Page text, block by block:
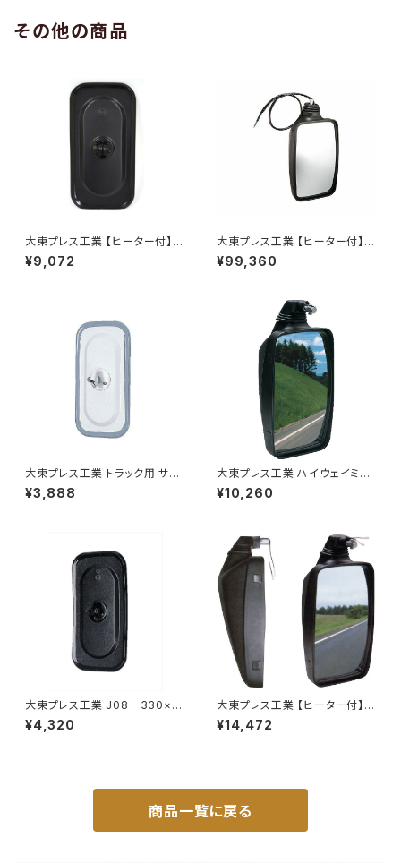
その他の商品
大東プレス工業 【ヒーター付】サ
イドミラー/バックミラーJ08 DI
-7BZ
¥9,072
大東プレス工業 【ヒーター付】ハ
イウェイミラー リモコン+ヒータ
ー付 DI-6021CXE
¥99,360
大東プレス工業 トラック用 サイ
ドミラー/バックミラー J08 330
X170 L012 DI-7
¥3,888
大東プレス工業 ハイウェイミラ
ー ヒーター無 1000R トラック
用 DI-5111AXY
¥10,260
大東プレス工業 J08 330×1
70 サイドミラー/バックミラー
L012 黒 DI-7B
¥4,320
大東プレス工業 【ヒーター付】ハ
イウェイミラー ヒーター付 100
0R DI-5101CXY
¥14,472
商品一覧に戻る